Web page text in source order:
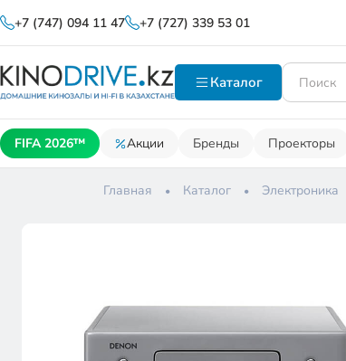
+7 (747) 094 11 47 +7 (727) 339 53 01
Каталог
FIFA 2026™ Акции Бренды Проекторы
Главная Каталог Электроника